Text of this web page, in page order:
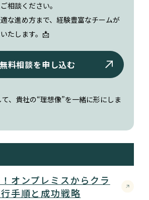
相談ください。
な進め方まで、経験豊富なチームが
たします。📩
無料相談を申し込む
、貴社の“理想像”を一緒に形にしま
オンプレミスからクラ
手順と成功戦略